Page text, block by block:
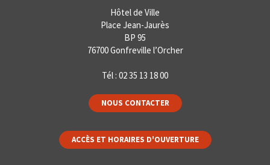
Hôtel de Ville
Place Jean-Jaurès
BP 95
76700 Gonfreville l’Orcher
Tél : 02 35 13 18 00
NOUS CONTACTER
ACCÈS ET HORAIRES D'OUVERTURE